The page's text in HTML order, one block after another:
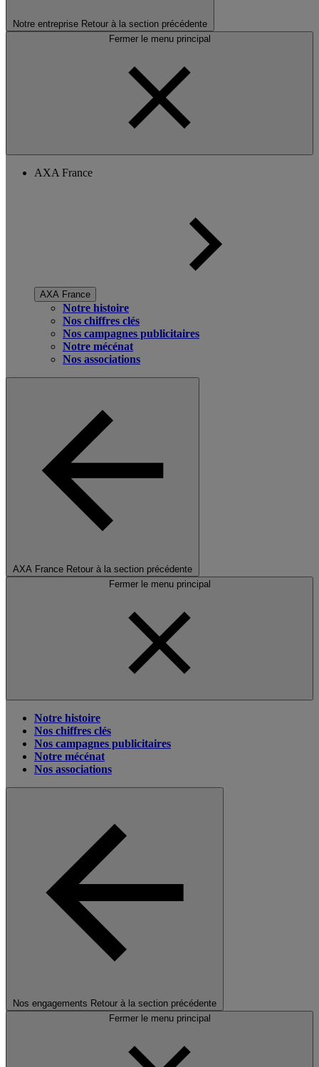
Notre entreprise Retour à la section précédente
Fermer le menu principal
AXA France
AXA France
Notre histoire
Nos chiffres clés
Nos campagnes publicitaires
Notre mécénat
Nos associations
AXA France Retour à la section précédente
Fermer le menu principal
Notre histoire
Nos chiffres clés
Nos campagnes publicitaires
Notre mécénat
Nos associations
Nos engagements Retour à la section précédente
Fermer le menu principal